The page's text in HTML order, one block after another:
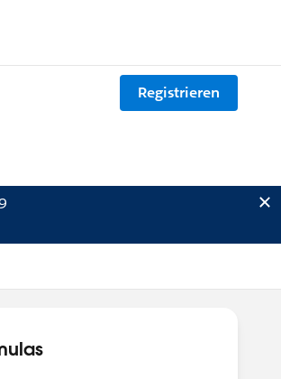
Registrieren